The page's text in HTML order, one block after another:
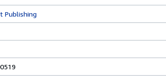
Publishing